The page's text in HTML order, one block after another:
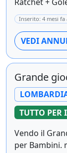
Inserito: 4 mesi fa
VEDI
Grande
TUTTO
Vendo il
per Bambini.